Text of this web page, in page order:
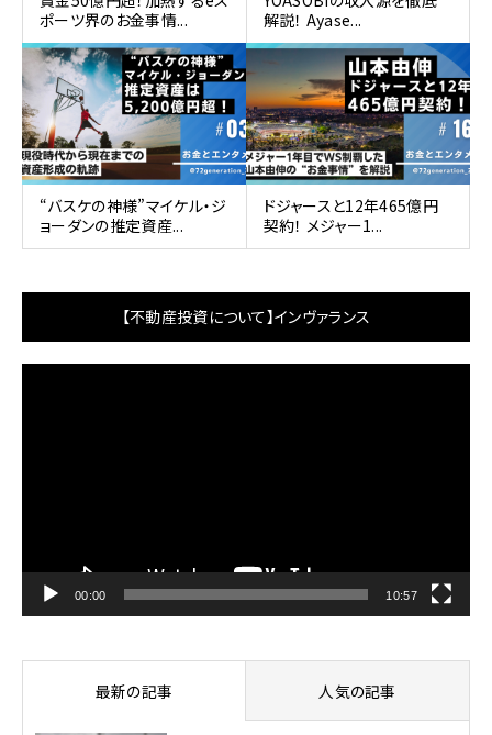
ポーツ界のお金事情...
解説！ Ayase...
“バスケの神様”マイケル・ジ
ョーダンの推定資産...
ドジャースと12年465億円
契約！ メジャー1...
【不動産投資について】インヴァランス
00:00 10:57
最新の記事 人気の記事